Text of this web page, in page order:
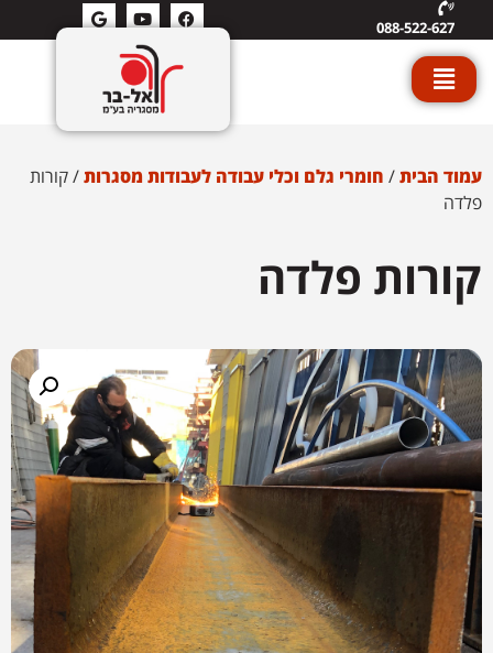
088-522-627
עמוד הבית/ חומרי גלם וכלי עבודה לעבודות מסגרות/ קורות
פלדה
קורות פלדה